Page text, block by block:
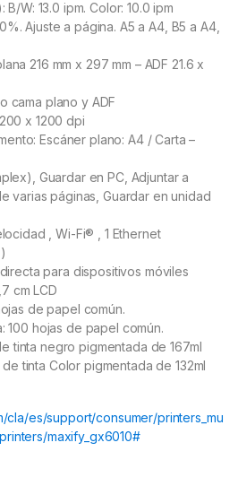
W: 13.0 ipm. Color: 10.0 ipm
Ajuste a página. A5 a A4, B5 a A4,
216 mm x 297 mm – ADF 21.6 x
cama plano y ADF
x 1200 dpi
Escáner plano: A4 / Carta –
Guardar en PC, Adjuntar a
varias páginas, Guardar en unidad
, Wi-Fi® , 1 Ethernet
para dispositivos móviles
cm LCD
de papel común.
100 hojas de papel común.
tinta negro pigmentada de 167ml
tinta Color pigmentada de 132ml
cla/es/support/consumer/printers_mu
maxify_gx6010#